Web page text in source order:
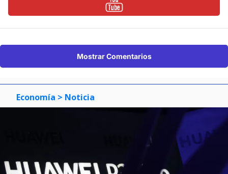
Mostrar Comentarios
Economía > Noticia